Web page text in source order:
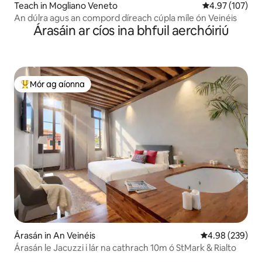
Teach in Mogliano Veneto Meánrátáil
4.97 (107)
An dúlra agus an compord díreach cúpla míle ón Veinéis
Árasáin ar cíos ina bhfuil aerchóiriú
An-mhór ag aíonna
Mór ag aíonna
Árasán in An Veinéis Meánrátáil
4.98 (239)
Árasán le Jacuzzi i lár na cathrach 10m ó StMark & Rialto